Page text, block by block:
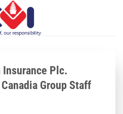
Insurance Plc.
Group Staff